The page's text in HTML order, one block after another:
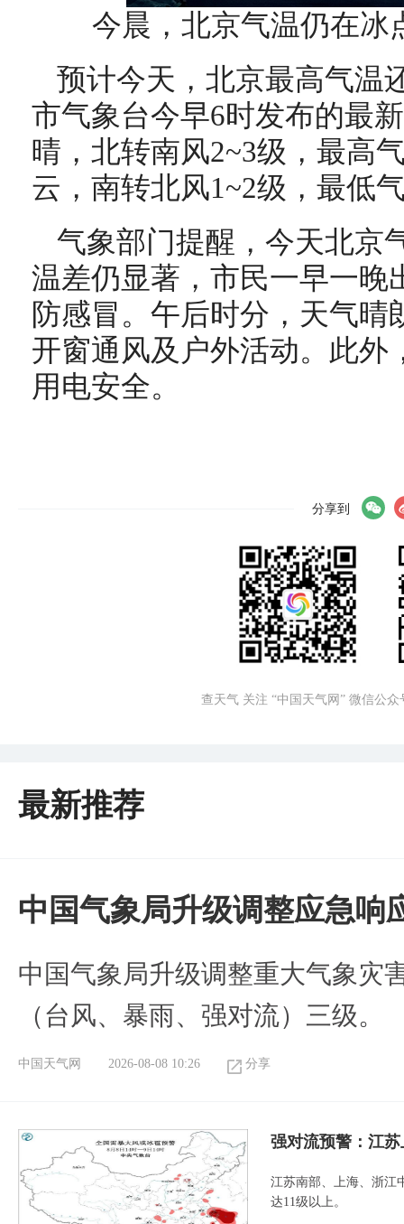
今晨，北京气温仍在冰
预计今天，北京最高气温
市气象台今早6时发布的最
晴，北转南风2~3级，最高
云，南转北风1~2级，最低
气象部门提醒，今天北京
温差仍显著，市民一早一晚
防感冒。午后时分，天气
开窗通风及户外活动。此外
用电安全。
分享到
查天气 关注 “中国天气网” 微信公众
最新推荐
中国气象局升级调整应急响
中国气象局升级调整重大气象灾
（台风、暴雨、强对流）三级。
中国天气网 2026-08-08 10:26 分享
强对流预警：江
江苏南部、上海、浙江
达11级以上。